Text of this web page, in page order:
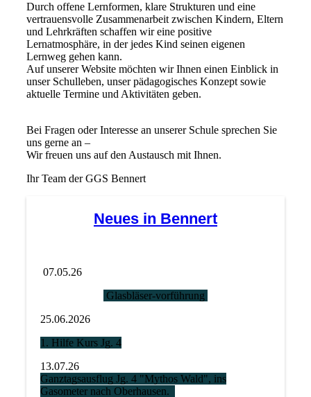
Durch offene Lernformen, klare Strukturen und eine
vertrauensvolle Zusammenarbeit zwischen Kindern, Eltern
und Lehrkräften schaffen wir eine positive
Lernatmosphäre, in der jedes Kind seinen eigenen
Lernweg gehen kann.
Auf unserer Website möchten wir Ihnen einen Einblick in
unser Schulleben, unser pädagogisches Konzept sowie
aktuelle Termine und Aktivitäten geben.
Bei Fragen oder Interesse an unserer Schule sprechen Sie
uns gerne an –
Wir freuen uns auf den Austausch mit Ihnen.
Ihr Team der GGS Bennert
Neues in Bennert
07.05.26
Glasbläser-vorführung
25.06.2026
1. Hilfe Kurs Jg. 4
13.07.26
Ganztagsausflug Jg. 4 "Mythos Wald", ins
Gasometer nach Oberhausen.